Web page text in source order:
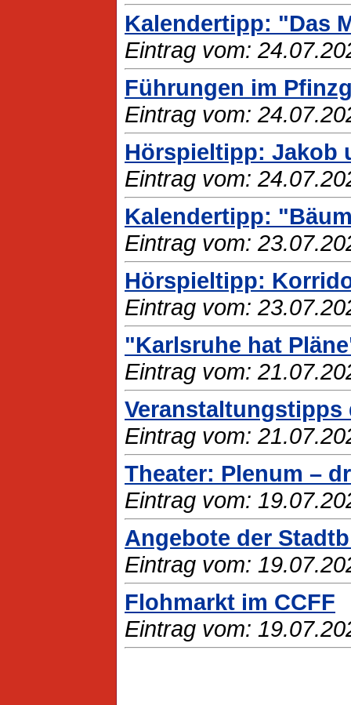
Kalendertipp: "Das
Eintrag vom:
Führungen im
Eintrag vom:
Hörspieltipp: Jakob
Eintrag vom:
Kalendertipp:
Eintrag vom:
Hörspieltipp:
Eintrag vom:
"Karlsruhe hat
Eintrag vom:
Veranstaltungstipps
Eintrag vom:
Theater: Plenum –
Eintrag vom:
Angebote der
Eintrag vom:
Flohmarkt im CCFF
Eintrag vom: